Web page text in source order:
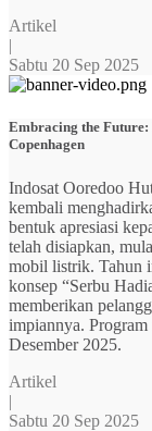
Artikel
|
Sabtu 20 Sep 2025
Embracing the
Copenhagen
Indosat Ooredoo
kembali
bentuk apresiasi
telah disiapkan,
mobil listrik. Tahun
konsep “Serbu
memberikan
impiannya.
Desember 2025.
Artikel
|
Sabtu 20 Sep 2025